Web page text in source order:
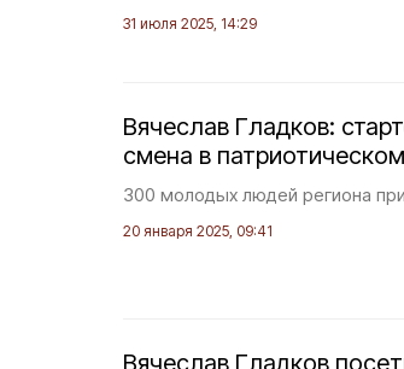
31 июля 2025, 14:29
Вячеслав Гладков:
смена в
300 молодых людей региона
20 января 2025, 09:41
Вячеслав Гладков